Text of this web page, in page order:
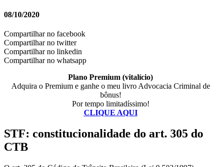
08/10/2020
Compartilhar no facebook
Compartilhar no twitter
Compartilhar no linkedin
Compartilhar no whatsapp
Plano Premium (vitalício)
Adquira o Premium e ganhe o meu livro Advocacia Criminal de
bônus!
Por tempo limitadíssimo!
CLIQUE AQUI
STF: constitucionalidade do art. 305 do
CTB